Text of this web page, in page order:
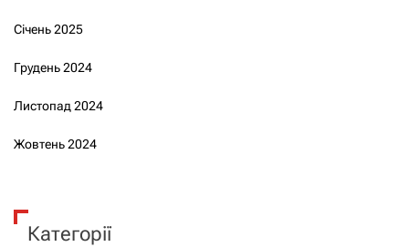
Січень 2025
Грудень 2024
Листопад 2024
Жовтень 2024
Категорії